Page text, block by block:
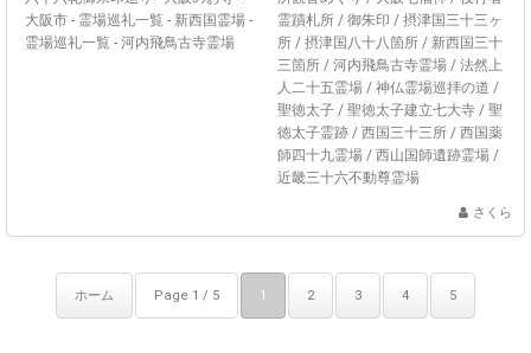
大阪市 - 霊場巡礼一覧 - 新西国霊場 -
霊場巡礼一覧 - 河内飛鳥古寺霊場
霊蹟札所 / 御朱印 / 摂津国三十三ヶ
所 / 摂津国八十八箇所 / 新西国三十
三箇所 / 河内飛鳥古寺霊場 / 法然上
人二十五霊場 / 神仏霊場巡拝の道 /
聖徳太子 / 聖徳太子建立七大寺 / 聖
徳太子霊跡 / 西国三十三所 / 西国薬
師四十九霊場 / 西山国師遺跡霊場 /
近畿三十六不動尊霊場
さくら
ホーム Page 1 / 5 1 2 3 4 5